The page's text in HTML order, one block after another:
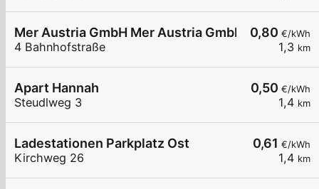
0,80 €/kWh
1,3 km
Mer Austria GmbH Mer Austria GmbH (MPREIS)
4 Bahnhofstraße
0,50 €/kWh
1,4 km
Apart Hannah
Steudlweg 3
0,61 €/kWh
1,4 km
Ladestationen Parkplatz Ost
Kirchweg 26